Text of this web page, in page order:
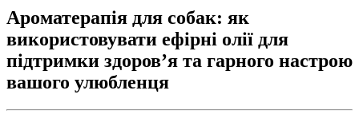
Ароматерапія для собак: як
використовувати ефірні олії для
підтримки здоров’я та гарного настрою
вашого улюбленця